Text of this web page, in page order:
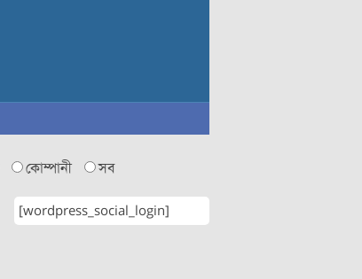
কোম্পানী সব
[wordpress_social_login]